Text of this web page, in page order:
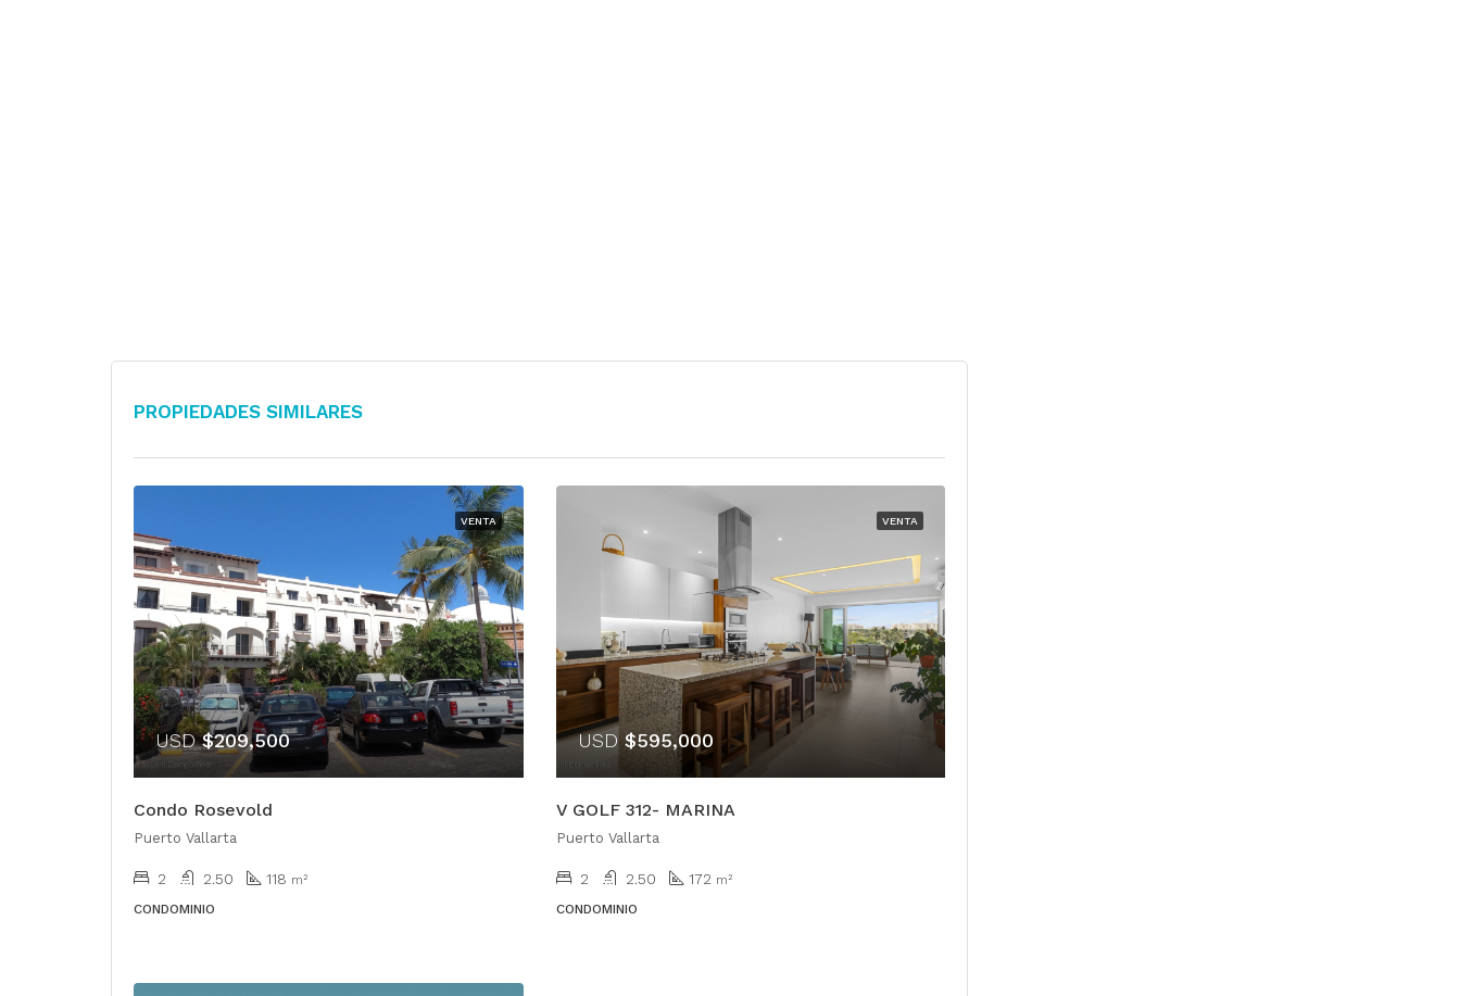
Propiedades Similares
VENTA
USD$209,500
Condo Rosevold
Puerto Vallarta
2 2.50 118 m²
CONDOMINIO
VENTA
USD $595,000
V GOLF 312- MARINA
Puerto Vallarta
2 2.50 172 m²
CONDOMINIO